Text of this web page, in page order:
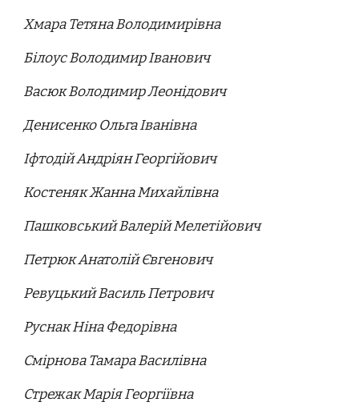
Хмара Тетяна Володимирівна
Білоус Володимир Іванович
Васюк Володимир Леонідович
Денисенко Ольга Іванівна
Іфтодій Андріян Георгійович
Костеняк Жанна Михайлівна
Пашковський Валерій Мелетійович
Петрюк Анатолій Євгенович
Ревуцький Василь Петрович
Руснак Ніна Федорівна
Смірнова Тамара Василівна
Стрежак Марія Георгіївна